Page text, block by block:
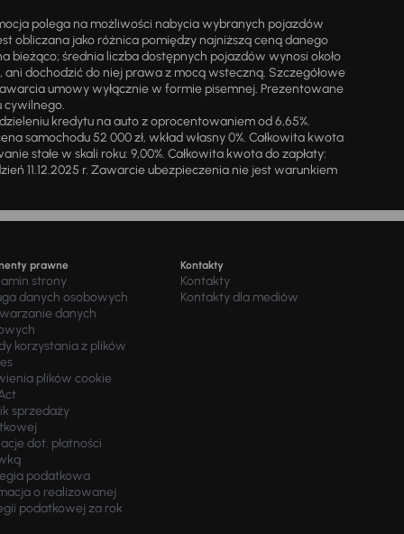
polega na możliwości nabycia wybranych pojazdów
obliczana jako różnica pomiędzy najniższą ceną danego
bieżąco; średnia liczba dostępnych pojazdów wynosi około
dochodzić do niej prawa z mocą wsteczną. Szczegółowe
umowy wyłącznie w formie pisemnej. Prezentowane
cywilnego.
kredytu na auto z oprocentowaniem od 6,65%.
samochodu 52 000 zł, wkład własny 0%. Całkowita kwota
stałe w skali roku: 9,00%. Całkowita kwota do zapłaty:
11.12.2025 r. Zawarcie ubezpieczenia nie jest warunkiem
prawne
strony
danych osobowych
danych
korzystania z plików
plików cookie
sprzedaży
dot. płatności
podatkowa
o realizowanej
podatkowej za rok
Kontakty
Kontakty
Kontakty dla mediów